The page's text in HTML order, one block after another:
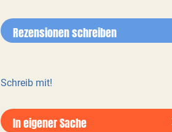
Rezensionen schreiben
Schreib mit!
In eigener Sache